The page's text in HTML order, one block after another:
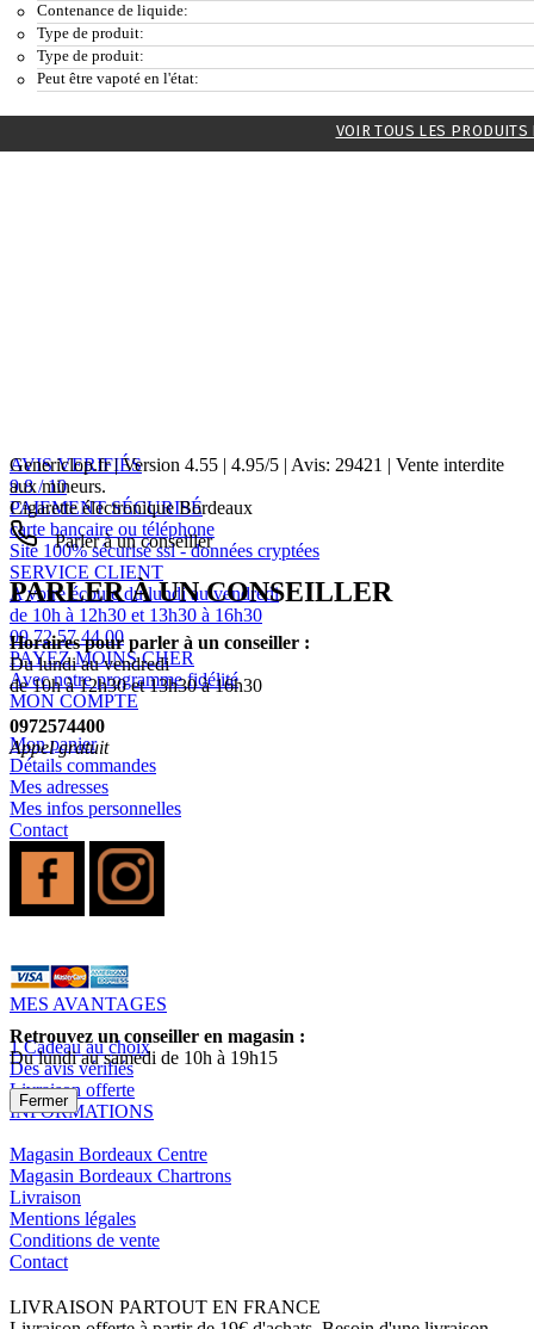
Contenance de liquide:
Type de produit:
Type de produit:
Peut être vapoté en l'état:
VOIR TOUS LES PRODUITS
AVIS VERIFIÉS
9.8 / 10
PAIEMENT SÉCURISÉ
carte bancaire ou téléphone
Site 100% sécurisé ssl - données cryptées
SERVICE CLIENT
A votre écoute du lundi au vendredi
de 10h à 12h30 et 13h30 à 16h30
09 72 57 44 00
PAYEZ MOINS CHER
Avec notre programme fidélité
MON COMPTE
Mon panier
Détails commandes
Mes adresses
Mes infos personnelles
Contact
MES AVANTAGES
1 Cadeau au choix
Des avis vérifiés
Livraison offerte
INFORMATIONS
Magasin Bordeaux Centre
Magasin Bordeaux Chartrons
Livraison
Mentions légales
Conditions de vente
Contact
LIVRAISON PARTOUT EN FRANCE
Genericlop.fr|Version 4.55 | 4.95/5 | Avis: 29421 | Vente interdite
aux mineurs.
Cigarette électronique Bordeaux
Parler à un conseiller
PARLER À UN CONSEILLER
Horaires pour parler à un conseiller :
Du lundi au vendredi
de 10h à 12h30 et 13h30 à 16h30
0972574400
Appel gratuit
Retrouvez un conseiller en magasin :
Du lundi au samedi de 10h à 19h15
Fermer